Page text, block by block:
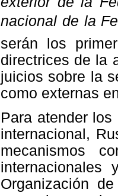
nacional de la
serán los
directrices de la
juicios sobre la
como externas
Para atender
internacional,
mecanismos
Organización